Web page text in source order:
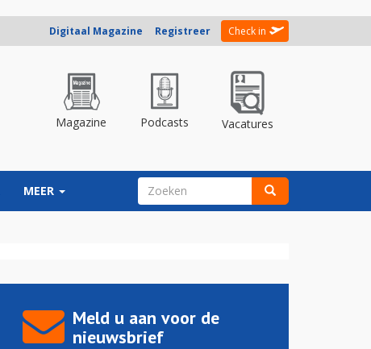
Digitaal Magazine Registreer Check in
Magazine Podcasts Vacatures
MEER ZOEKVELD
Meld u aan voor de
nieuwsbrief